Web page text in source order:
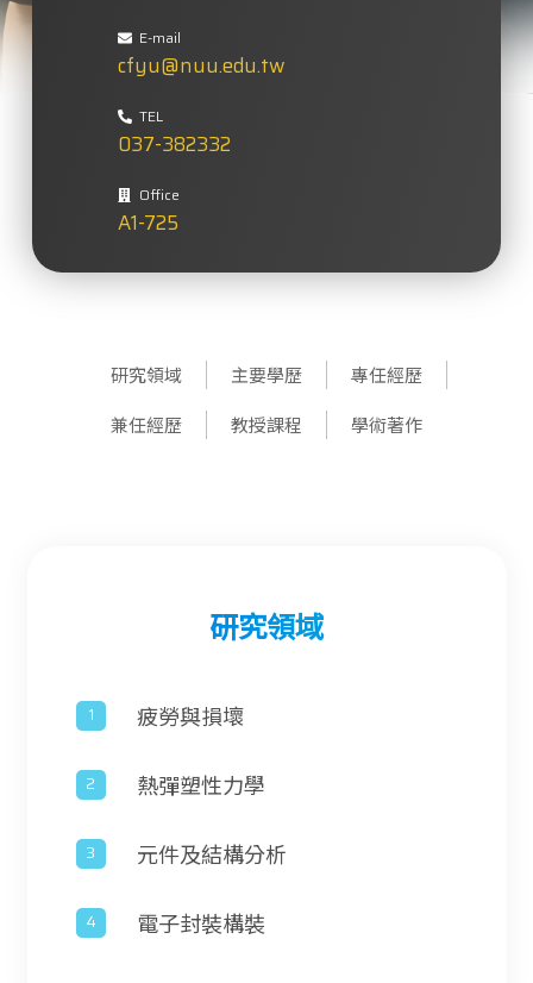
cfyu@nuu.edu.tw
037-382332
A1-725
研究領域 主要學歷
專任經歷
兼任經歷
教授課程 學術著作
研究領域
疲勞與損壞
熱彈塑性力學
元件及結構分析
電子封裝構裝